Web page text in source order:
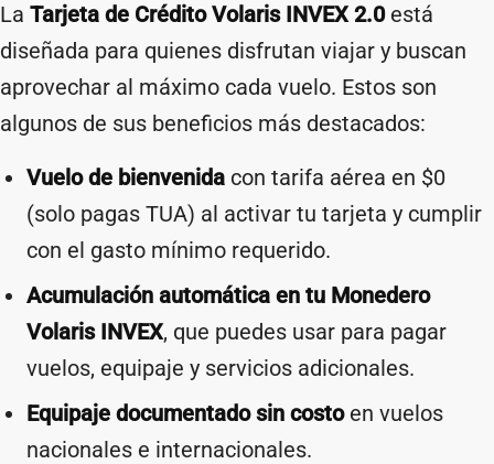
La Tarjeta de Crédito Volaris INVEX 2.0está
diseñada para quienes disfrutan viajar y buscan
aprovechar al máximo cada vuelo. Estos son
algunos de sus beneficios más destacados:
Vuelo de bienvenida con tarifa aérea en $0
(solo pagas TUA) al activar tu tarjeta y cumplir
con el gasto mínimo requerido.
Acumulación automática en tu Monedero
Volaris INVEX, que puedes usar para pagar
vuelos, equipaje y servicios adicionales.
Equipaje documentado sin costoen vuelos
nacionales e internacionales.